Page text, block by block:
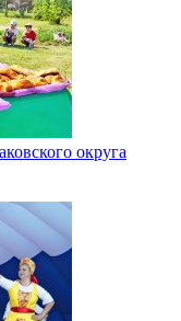
округа